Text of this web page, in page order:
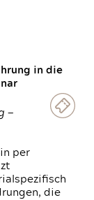
in die
—
per
die